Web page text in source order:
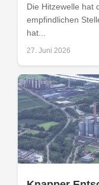
Die Hitzewelle hat
empfindlichen
hat...
27. Juni 2026